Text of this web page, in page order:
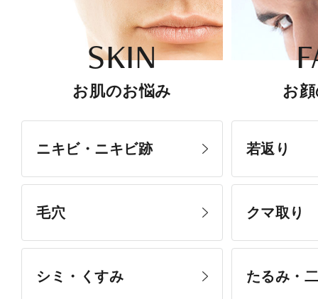
SKIN
お肌のお悩み
ニキビ・ニキビ跡
毛穴
シミ・くすみ
お
若返り
クマ取り
たるみ・